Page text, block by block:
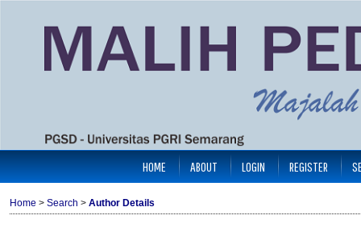
HOME ABOUT LOGIN REGISTER
Home > Search > Author Details